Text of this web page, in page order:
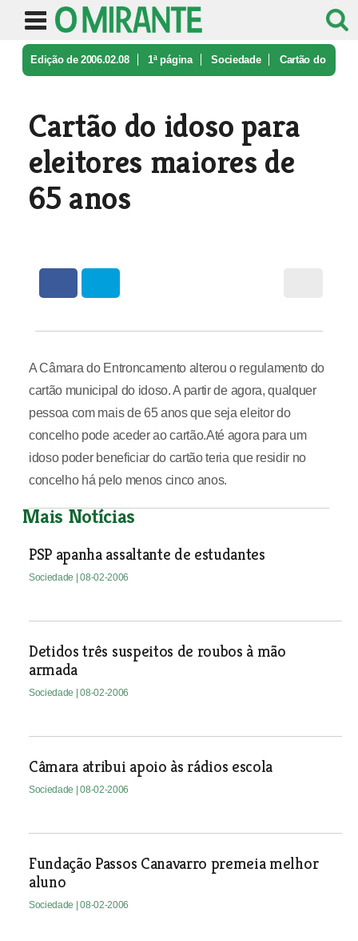
Edição de 2006.02.08 1ª página Sociedade Cartão do
Cartão do idoso para
eleitores maiores de
65 anos
A Câmara do Entroncamento alterou o regulamento do
cartão municipal do idoso. A partir de agora, qualquer
pessoa com mais de 65 anos que seja eleitor do
concelho pode aceder ao cartão.Até agora para um
idoso poder beneficiar do cartão teria que residir no
concelho há pelo menos cinco anos.
Mais Notícias
PSP apanha assaltante de estudantes
Sociedade | 08-02-2006
Detidos três suspeitos de roubos à mão
armada
Sociedade | 08-02-2006
Câmara atribui apoio às rádios escola
Sociedade | 08-02-2006
Fundação Passos Canavarro premeia melhor
aluno
Sociedade | 08-02-2006